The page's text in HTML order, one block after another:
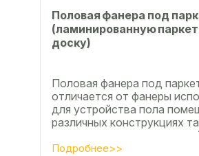
Половая фанера под
(ламинированную
доску)
Половая фанера под
отличается от фанеры
для устройства пола
различных конструкциях
ламинат из
паркетной доски, а так же...
Подробнее>>